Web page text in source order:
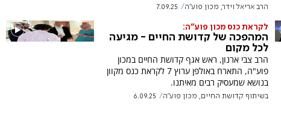
הרב אריאל וידר, מכון פוע"ה 7.09.25
לקראת כנס מכון פוע"ה:
המהפכה של קדושת החיים - מגיעה
לכל מקום
הרב צבי ארנון, ראש אגף קדושת החיים במכון
פוע"ה, התארח באולפן ערוץ 7 לקראת כנס מקוון
בנושא שמעסיק רבים מאיתנו.
בשיתוף קדושת החיים, מכון פוע"ה 6.09.25